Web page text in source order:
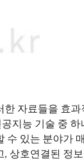
자료들을 효
지능 기술 중
있는 분야가
상호연결된 정